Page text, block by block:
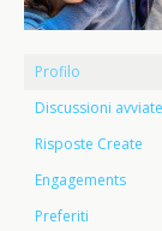
Profilo
Discussioni avviate
Risposte Create
Engagements
Preferiti